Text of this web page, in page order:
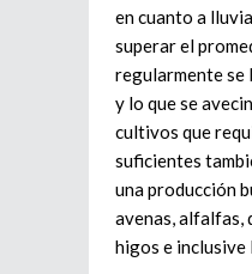
en cuanto a
superar el
regularmente se
y lo que se
cultivos que
suficientes
una producción
avenas, alfalfas,
higos e inclusive